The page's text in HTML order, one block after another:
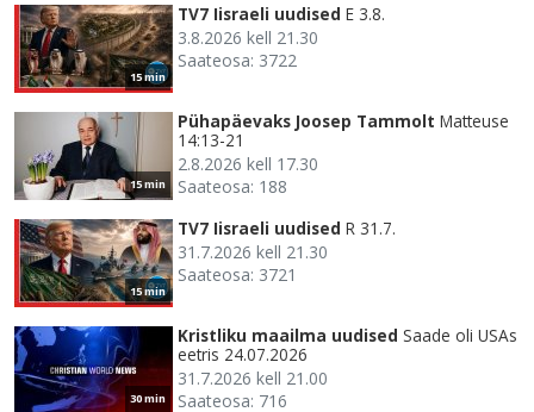
15 min
TV7 Iisraeli uudised E 3.8.
3.8.2026 kell 21.30
Saateosa: 3722
15 min
Pühapäevaks Joosep Tammolt Matteuse
14:13-21
2.8.2026 kell 17.30
Saateosa: 188
15 min
TV7 Iisraeli uudised R 31.7.
31.7.2026 kell 21.30
Saateosa: 3721
30 min
Kristliku maailma uudised Saade oli USAs
eetris 24.07.2026
31.7.2026 kell 21.00
Saateosa: 716